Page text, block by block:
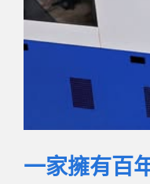
一家擁有百